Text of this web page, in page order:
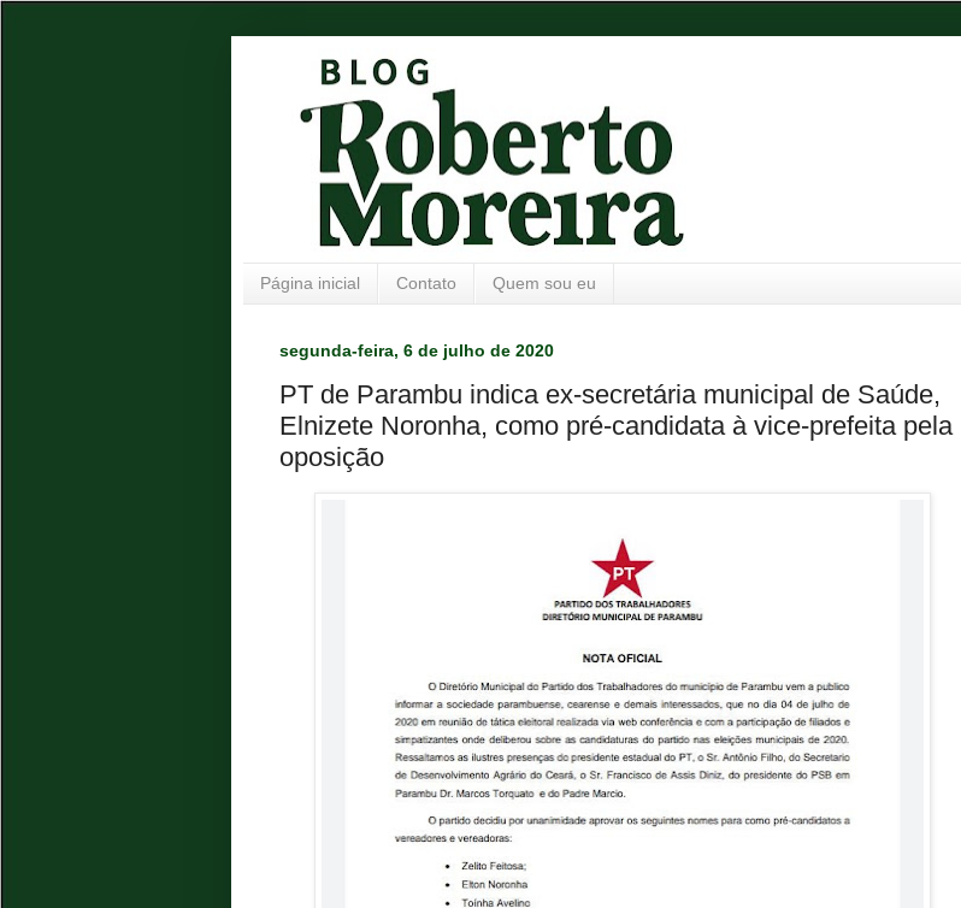
Página inicial Contato Quem sou eu
segunda-feira, 6 de julho de 2020
PT de Parambu indica ex-secretária municipal de Saúde,
Elnizete Noronha, como pré-candidata à vice-prefeita pela
oposição